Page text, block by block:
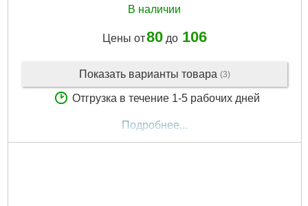
В наличии
Цены от80до 106
Показать варианты товара (3)
Отгрузка в течение 1-5 рабочих дней
Подробнее...